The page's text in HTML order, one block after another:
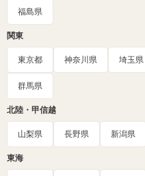
福島県
関東
東京都 神奈川県 埼玉県
群馬県
北陸・甲信越
山梨県 長野県 新潟県
東海